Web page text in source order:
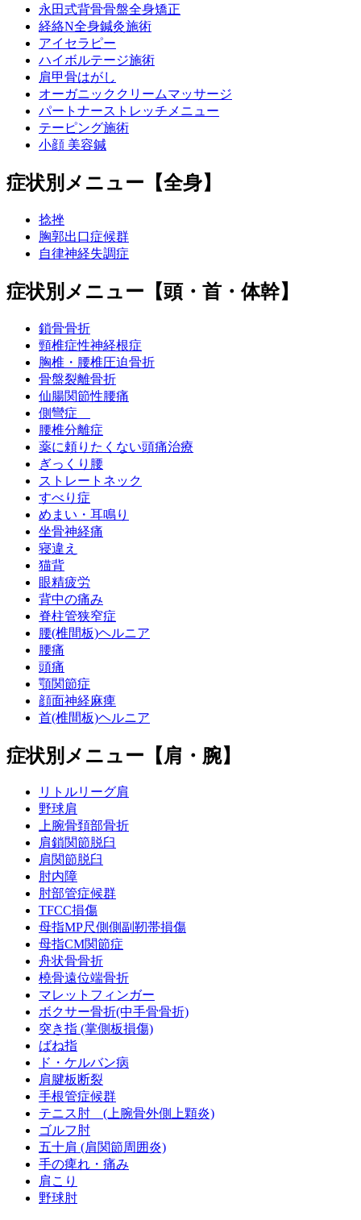
永田式背骨骨盤全身矯正
経絡N全身鍼灸施術
アイセラピー
ハイボルテージ施術
肩甲骨はがし
オーガニッククリームマッサージ
パートナーストレッチメニュー
テーピング施術
小顔 美容鍼
症状別メニュー【全身】
捻挫
胸郭出口症候群
自律神経失調症
症状別メニュー【頭・首・体幹】
鎖骨骨折
頸椎症性神経根症
胸椎・腰椎圧迫骨折
骨盤裂離骨折
仙腸関節性腰痛
側彎症
腰椎分離症
薬に頼りたくない頭痛治療
ぎっくり腰
ストレートネック
すべり症
めまい・耳鳴り
坐骨神経痛
寝違え
猫背
眼精疲労
背中の痛み
脊柱管狭窄症
腰(椎間板)ヘルニア
腰痛
頭痛
顎関節症
顔面神経麻痺
首(椎間板)ヘルニア
症状別メニュー【肩・腕】
リトルリーグ肩
野球肩
上腕骨頚部骨折
肩鎖関節脱臼
肩関節脱臼
肘内障
肘部管症候群
TFCC損傷
母指MP尺側側副靭帯損傷
母指CM関節症
舟状骨骨折
橈骨遠位端骨折
マレットフィンガー
ボクサー骨折(中手骨骨折)
突き指 (掌側板損傷)
ばね指
ド・ケルバン病
肩腱板断裂
手根管症候群
テニス肘 (上腕骨外側上顆炎)
ゴルフ肘
五十肩 (肩関節周囲炎)
手の痺れ・痛み
肩こり
野球肘